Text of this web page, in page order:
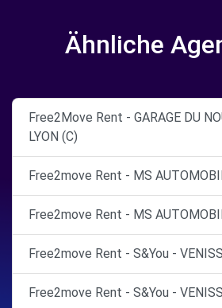
Ähnliche
Free2Move Rent - GARAGE DU
LYON (C)
Free2move Rent - MS
Free2move Rent - MS
Free2move Rent - S&You -
Free2move Rent - S&You -